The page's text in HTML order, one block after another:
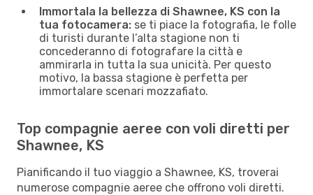
Immortala la bellezza di Shawnee, KS con la
tua fotocamera: se ti piace la fotografia, le folle
di turisti durante l’alta stagione non ti
concederanno di fotografare la città e
ammirarla in tutta la sua unicità. Per questo
motivo, la bassa stagione è perfetta per
immortalare scenari mozzafiato.
Top compagnie aeree con voli diretti per
Shawnee, KS
Pianificando il tuo viaggio a Shawnee, KS, troverai
numerose compagnie aeree che offrono voli diretti.